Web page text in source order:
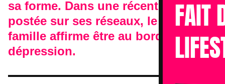
FAIT
sa forme. Dans une récente vidéo
postée sur ses réseaux, le chef de
famille affirme être au bord de la
dépression.